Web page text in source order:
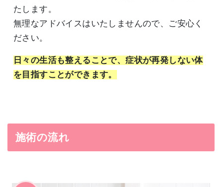
たします。
無理なアドバイスはいたしませんので、ご安心く
ださい。
日々の生活も整えることで、症状が再発しない体
を目指すことができます。
施術の流れ